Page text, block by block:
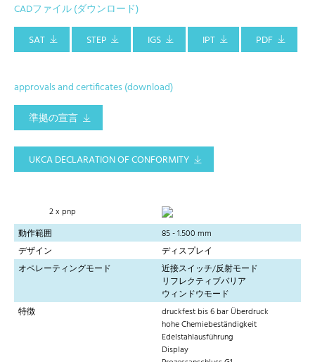
CADファイル (ダウンロード)
SAT
STEP IGS IPT PDF
approvals and certificates (download)
準拠の宣言
UKCA DECLARATION OF CONFORMITY
2 x pnp
動作範囲
85 - 1.500 mm
デザイン
ディスプレイ
オペレーティングモード
近接スイッチ/反射モード
リフレクティブバリア
ウィンドウモード
特徴
druckfest bis 6 bar Überdruck
hohe Chemiebeständigkeit
Edelstahlausführung
Display